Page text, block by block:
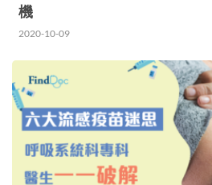
機
2020-10-09